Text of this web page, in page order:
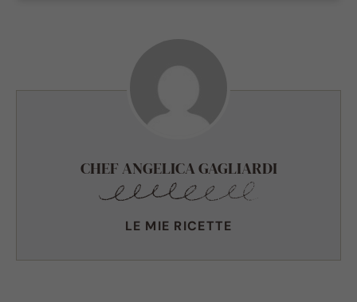
CHEF ANGELICA GAGLIARDI
LE MIE RICETTE